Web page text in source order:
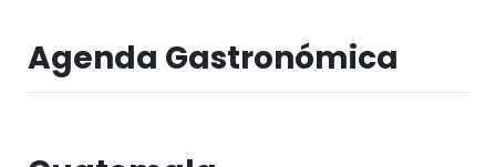
Agenda Gastronómica